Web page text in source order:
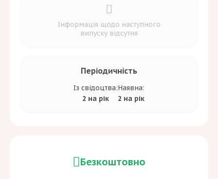
Безкоштовно
Інформація щодо наступного
випуску відсутня
Періодичність
Із свідоцтва:
2 на рік
Наявна:
2 на рік